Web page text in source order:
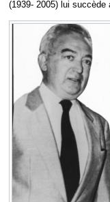
(1939- 2005) lui succède